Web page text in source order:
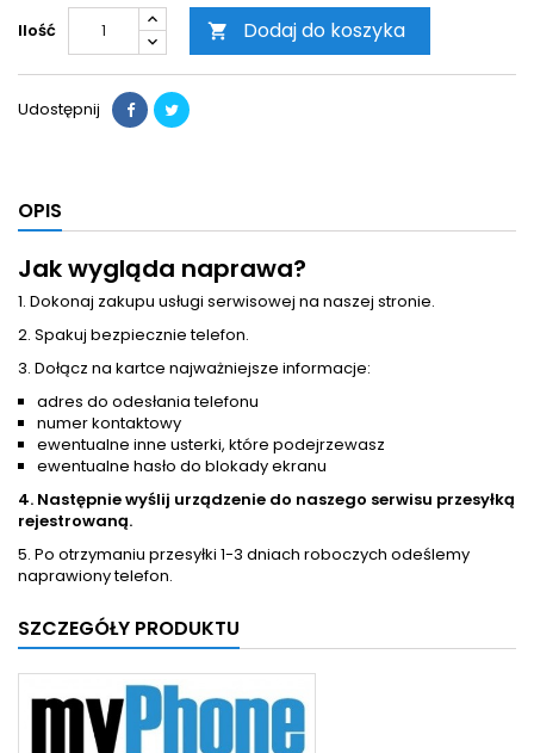
Ilość  Dodaj do koszyka
Udostępnij
OPIS
Jak wygląda naprawa?
1. Dokonaj zakupu usługi serwisowej na naszej stronie.
2. Spakuj bezpiecznie telefon.
3. Dołącz na kartce najważniejsze informacje:
adres do odesłania telefonu
numer kontaktowy
ewentualne inne usterki, które podejrzewasz
ewentualne hasło do blokady ekranu
4. Następnie wyślij urządzenie do naszego serwisu przesyłką
rejestrowaną.
5. Po otrzymaniu przesyłki 1-3 dniach roboczych odeślemy
naprawiony telefon.
SZCZEGÓŁY PRODUKTU